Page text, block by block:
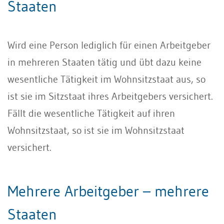
Staaten
Wird eine Person lediglich für einen Arbeitgeber
in mehreren Staaten tätig und übt dazu keine
wesentliche Tätigkeit im Wohnsitzstaat aus, so
ist sie im Sitzstaat ihres Arbeitgebers versichert.
Fällt die wesentliche Tätigkeit auf ihren
Wohnsitzstaat, so ist sie im Wohnsitzstaat
versichert.
Mehrere Arbeitgeber – mehrere
Staaten